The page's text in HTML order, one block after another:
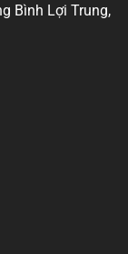
Bình Lợi Trung,